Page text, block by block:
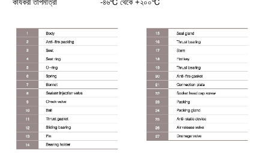
কার্যকরী তাপমাত্রা
-৪৬℃ থেকে +২০০℃